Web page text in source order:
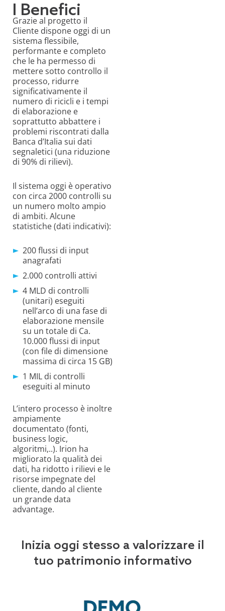
I Benefici
Grazie al progetto il
Cliente dispone oggi di un
sistema flessibile,
performante e completo
che le ha permesso di
mettere sotto controllo il
processo, ridurre
significativamente il
numero di ricicli e i tempi
di elaborazione e
soprattutto abbattere i
problemi riscontrati dalla
Banca d’Italia sui dati
segnaletici (una riduzione
di 90% di rilievi).
Il sistema oggi è operativo
con circa 2000 controlli su
un numero molto ampio
di ambiti. Alcune
statistiche (dati indicativi):
200 flussi di input
anagrafati
2.000 controlli attivi
4 MLD di controlli
(unitari) eseguiti
nell’arco di una fase di
elaborazione mensile
su un totale di Ca.
10.000 flussi di input
(con file di dimensione
massima di circa 15 GB)
1 MIL di controlli
eseguiti al minuto
L’intero processo è inoltre
ampiamente
documentato (fonti,
business logic,
algoritmi,..). Irion ha
migliorato la qualità dei
dati, ha ridotto i rilievi e le
risorse impegnate del
cliente, dando al cliente
un grande data
advantage.
Inizia oggi stesso a valorizzare il
tuo patrimonio informativo